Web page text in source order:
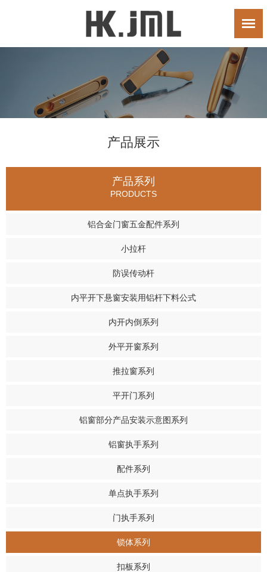
产品展示
产品系列
PRODUCTS
铝合金门窗五金配件系列
小拉杆
防误传动杆
内平开下悬窗安装用铝杆下料公式
内开内倒系列
外平开窗系列
推拉窗系列
平开门系列
铝窗部分产品安装示意图系列
铝窗执手系列
配件系列
单点执手系列
门执手系列
锁体系列
扣板系列